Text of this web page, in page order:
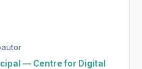
— Centre for Digital